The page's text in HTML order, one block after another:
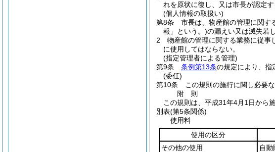
れを原状に復し、又は市長が認定
(個人情報の取扱い)
第8条
市長は、物産館の管理に関す
報」という。)の漏えい又は滅失若
2
物産館の管理に関する業務に従事
に使用してはならない。
(指定管理者による管理)
第9条
条例第13条の規定により、指
(委任)
第10条
この規則の施行に関し必要
附 則
この規則は、平成31年4月1日から施
別表(第5条関係)
使用料
使用の区分
その他の使用
自